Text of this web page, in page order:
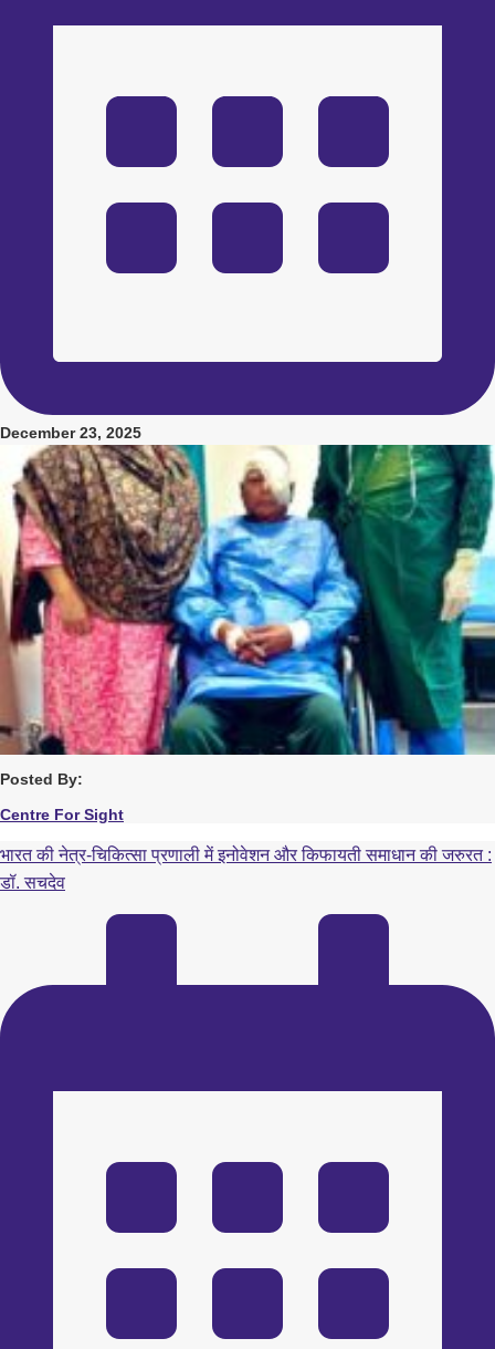
December 23, 2025
Posted By:
Centre For Sight
भारत की नेत्र-चिकित्सा प्रणाली में इनोवेशन और किफायती समाधान की जरुरत :
डॉ. सचदेव